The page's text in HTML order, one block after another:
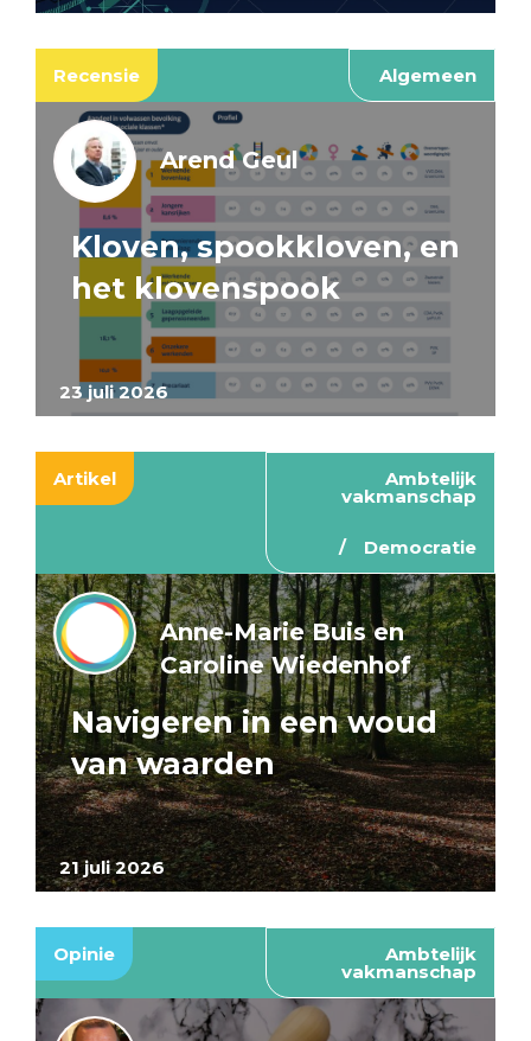
Recensie Algemeen
23 juli 2026
Arend Geul
Kloven, spookkloven, en
het klovenspook
Artikel Ambtelijk
vakmanschap
Democratie
21 juli 2026
Anne-Marie Buis en
Caroline Wiedenhof
Navigeren in een woud
van waarden
Opinie Ambtelijk
vakmanschap